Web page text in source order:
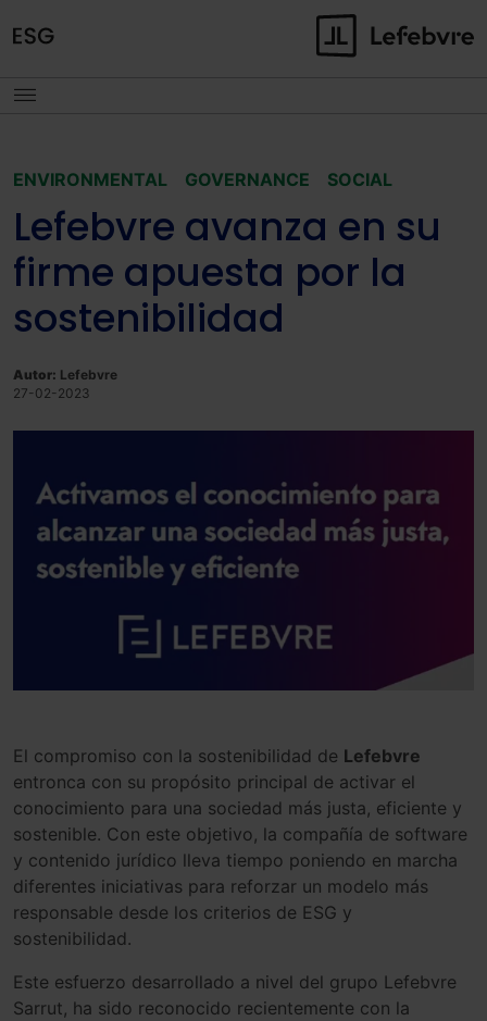
ENVIRONMENTAL GOVERNANCE SOCIAL
Lefebvre avanza en su
firme apuesta por la
sostenibilidad
Autor: Lefebvre
27-02-2023
El compromiso con la sostenibilidad de Lefebvre
entronca con su propósito principal de activar el
conocimiento para una sociedad más justa, eficiente y
sostenible. Con este objetivo, la compañía de software
y contenido jurídico lleva tiempo poniendo en marcha
diferentes iniciativas para reforzar un modelo más
responsable desde los criterios de ESG y
sostenibilidad.
Este esfuerzo desarrollado a nivel del grupo Lefebvre
Sarrut, ha sido reconocido recientemente con la